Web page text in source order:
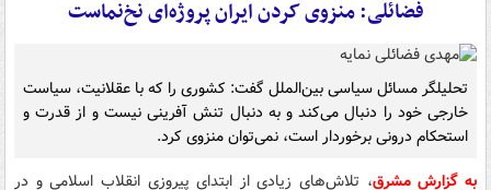
فضائلی: منزوی کردن ایران پروژه‌ای نخ‌نماست
تحلیلگر مسائل سیاسی بین‌الملل گفت: کشوری را که با عقلانیت، سیاست
خارجی خود را دنبال می‌کند و به دنبال تنش آفرینی نیست و از قدرت و
استحکام درونی برخوردار است، نمی‌توان منزوی کرد.
به گزارش مشرق، تلاش‌های زیادی از ابتدای پیروزی انقلاب اسلامی و در